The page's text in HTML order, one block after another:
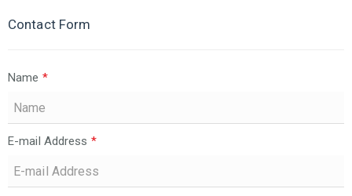
Contact Form
Name *
E-mail Address *